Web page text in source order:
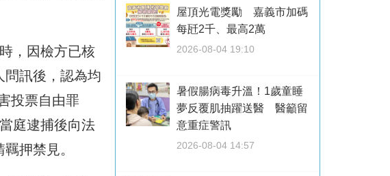
，因檢方已核
問訊後，認為均
投票自由罪
庭逮捕後向法
押禁見。
屋頂光電獎勵 嘉義市加碼
每瓩2千、最高2萬
2026-08-04 19:10
暑假腸病毒升溫！1歲童睡
夢反覆肌抽躍送醫 醫籲留
意重症警訊
2026-08-04 14:57